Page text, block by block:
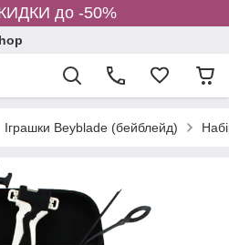
до -50%
Іграшки Beyblade (бейблейд)